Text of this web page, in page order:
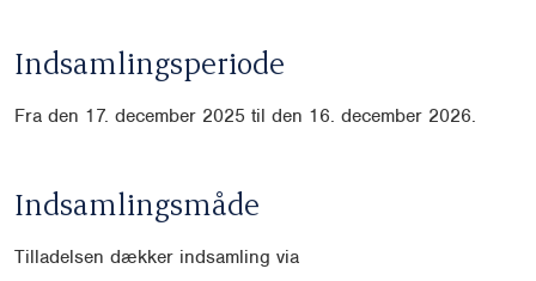
Indsamlingsperiode
Fra den 17. december 2025 til den 16. december 2026.
Indsamlingsmåde
Tilladelsen dækker indsamling via